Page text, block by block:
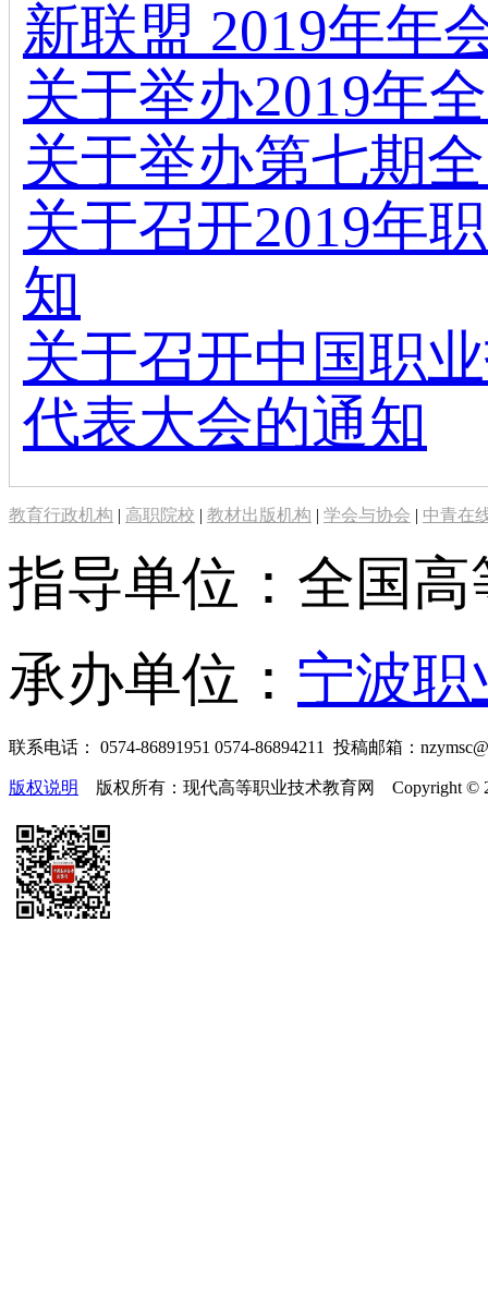
新联盟 2019年年
关于举办2019年
关于举办第七期
关于召开2019年
知
关于召开中国职
代表大会的通知
教育行政机构 | 高职院校 | 教材出版机构 | 学会与协会 | 中青在
指导单位：全国
承办单位： 宁波
联系电话： 0574-86891951 0574-86894211 投稿邮箱：
版权说明 版权所有：现代高等职业技术教育网 Copyright ©